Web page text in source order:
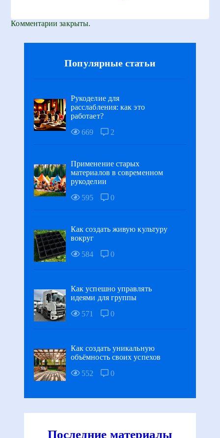
Комментарии закрыты.
Популярные статьи
Рукоделие для
расслабления: как это
работает?
669
2
Применение старых
материалов в современном
рукоделии
595
0
Как создать живую культуру
вокруг
584
0
Как успешно управлять
идеями для группы
571
0
Как создать уникальную
объёмность своих успехов
552
0
Последние материалы